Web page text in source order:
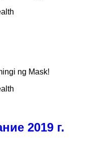
ng Mask!
2019 г.